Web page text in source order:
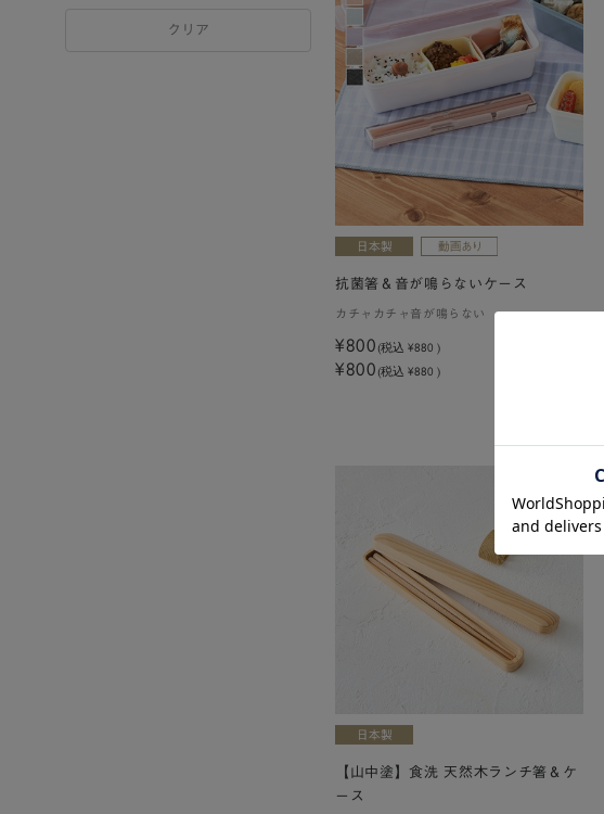
クリア
抗菌箸＆音が鳴らないケース
カチャカチャ音が鳴らない
¥800 (税込 ¥880 )
¥800 (税込 ¥880 )
【山中塗】食洗 天然木ランチ箸＆ケ
ース